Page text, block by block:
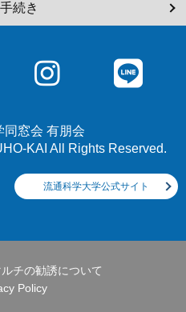
続き
同窓会 有朋会
KAI All Rights Reserved.
流通科学大学公式サイト
チの勧誘について
Policy